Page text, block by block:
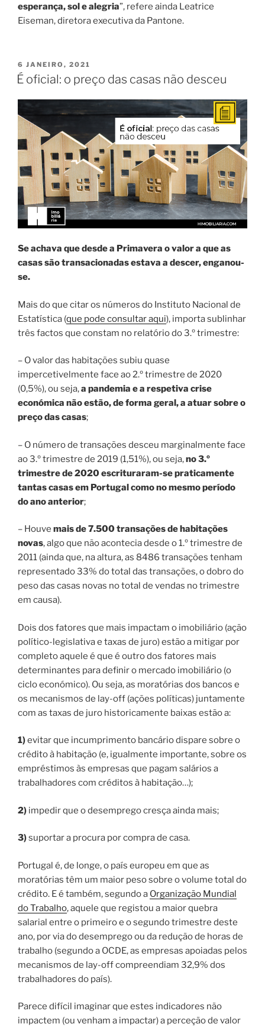
esperança, sol e alegria”, refere ainda Leatrice
Eiseman, diretora executiva da Pantone.
PUBLICADO
EM
6 JANEIRO, 2021
É oficial: o preço das casas não desceu
Se achava que desde a Primavera o valor a que as
casas são transacionadas estava a descer, enganou-
se.
Mais do que citar os números do Instituto Nacional de
Estatística (que pode consultar aqui), importa sublinhar
três factos que constam no relatório do 3.º trimestre:
– O valor das habitações subiu quase
impercetivelmente face ao 2.º trimestre de 2020
(0,5%), ou seja,a pandemia e a respetiva crise
económica não estão, de forma geral, a atuar sobre o
preço das casas;
– O número de transações desceu marginalmente face
ao 3.º trimestre de 2019 (1,51%), ou seja,no 3.º
trimestre de 2020 escrituraram-se praticamente
tantas casas em Portugal como no mesmo período
do ano anterior;
– Houve mais de 7.500 transações de habitações
novas, algo que não acontecia desde o 1.º trimestre de
2011 (ainda que, na altura, as 8486 transações tenham
representado 33% do total das transações, o dobro do
peso das casas novas no total de vendas no trimestre
em causa).
Dois dos fatores que mais impactam o imobiliário (ação
político-legislativa e taxas de juro) estão a mitigar por
completo aquele é que é outro dos fatores mais
determinantes para definir o mercado imobiliário (o
ciclo económico). Ou seja, as moratórias dos bancos e
os mecanismos de lay-off (ações políticas) juntamente
com as taxas de juro historicamente baixas estão a:
1)evitar que incumprimento bancário dispare sobre o
crédito à habitação (e, igualmente importante, sobre os
empréstimos às empresas que pagam salários a
trabalhadores com créditos à habitação…);
2) impedir que o desemprego cresça ainda mais;
3)suportar a procura por compra de casa.
Portugal é, de longe, o país europeu em que as
moratórias têm um maior peso sobre o volume total do
crédito. E é também, segundo a Organização Mundial
do Trabalho, aquele que registou a maior quebra
salarial entre o primeiro e o segundo trimestre deste
ano, por via do desemprego ou da redução de horas de
trabalho (segundo a OCDE, as empresas apoiadas pelos
mecanismos de lay-off compreendiam 32,9% dos
trabalhadores do país).
Parece difícil imaginar que estes indicadores não
impactem (ou venham a impactar) a perceção de valor